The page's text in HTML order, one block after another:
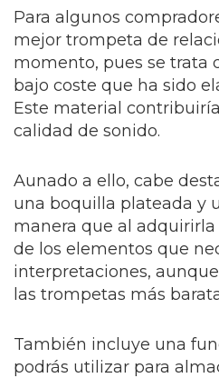
Para algunos
mejor trompeta de
momento, pues se trata
bajo coste que ha sido
Este material
calidad de sonido.
Aunado a ello, cabe
una boquilla plateada y
manera que al adquirirla
de los elementos que
interpretaciones,
las trompetas más
También incluye una
podrás utilizar para